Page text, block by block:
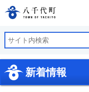
八千代
新着情報